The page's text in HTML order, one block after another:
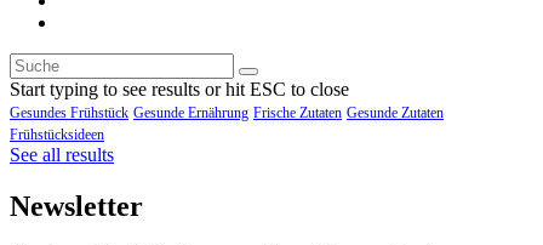
Start typing to see results or hit ESC to close
Gesundes Frühstück Gesunde Ernährung Frische Zutaten Gesunde Zutaten
Frühstücksideen
See all results
Newsletter